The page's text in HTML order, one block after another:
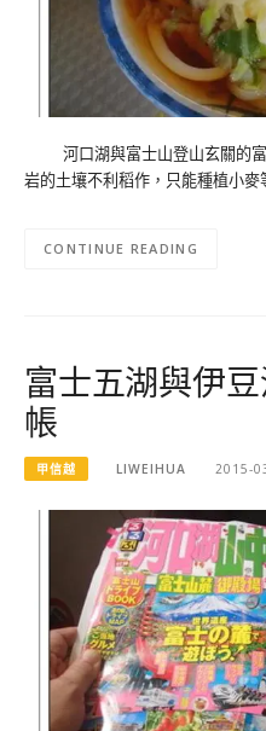
河口湖與富士山登山玄關的富
岩的土壤不利稻作，只能種植小
CONTINUE READING
富士五湖與伊
帳
甲信越 LIWEIHUA 2015-